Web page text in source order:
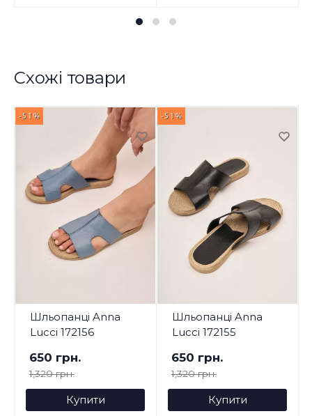
Схожі товари
-51%
Шльопанці Anna
Lucci 172156
650 грн.
1,320 грн.
Купити
-51%
Шльопанці Anna
Lucci 172155
650 грн.
1,320 грн.
Купити